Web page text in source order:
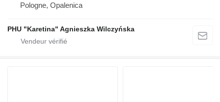
Pologne, Opalenica
PHU "Karetina" Agnieszka Wilczyńska